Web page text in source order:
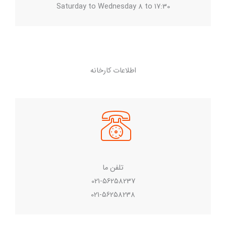
Saturday to Wednesday 8 to 17:30
اطلاعات کارخانه
تلفن ما
021-56258237
021-56258238